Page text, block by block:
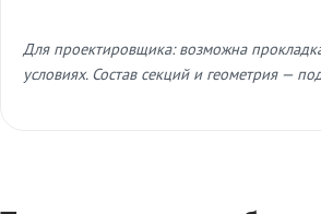
Для проектировщика: возможна
условиях. Состав секций и геометрия —